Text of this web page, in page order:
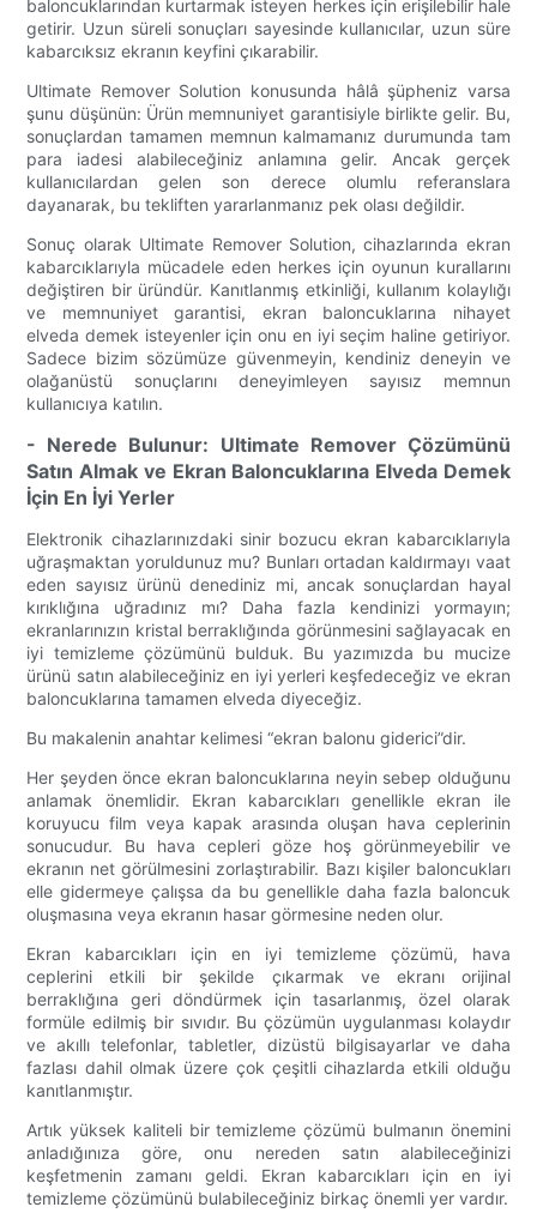
baloncuklarından kurtarmak isteyen herkes için erişilebilir hale
getirir. Uzun süreli sonuçları sayesinde kullanıcılar, uzun süre
kabarcıksız ekranın keyfini çıkarabilir.
Ultimate Remover Solution konusunda hâlâ şüpheniz varsa
şunu düşünün: Ürün memnuniyet garantisiyle birlikte gelir. Bu,
sonuçlardan tamamen memnun kalmamanız durumunda tam
para iadesi alabileceğiniz anlamına gelir. Ancak gerçek
kullanıcılardan gelen son derece olumlu referanslara
dayanarak, bu tekliften yararlanmanız pek olası değildir.
Sonuç olarak Ultimate Remover Solution, cihazlarında ekran
kabarcıklarıyla mücadele eden herkes için oyunun kurallarını
değiştiren bir üründür. Kanıtlanmış etkinliği, kullanım kolaylığı
ve memnuniyet garantisi, ekran baloncuklarına nihayet
elveda demek isteyenler için onu en iyi seçim haline getiriyor.
Sadece bizim sözümüze güvenmeyin, kendiniz deneyin ve
olağanüstü sonuçlarını deneyimleyen sayısız memnun
kullanıcıya katılın.
- Nerede Bulunur: Ultimate Remover Çözümünü
Satın Almak ve Ekran Baloncuklarına Elveda Demek
İçin En İyi Yerler
Elektronik cihazlarınızdaki sinir bozucu ekran kabarcıklarıyla
uğraşmaktan yoruldunuz mu? Bunları ortadan kaldırmayı vaat
eden sayısız ürünü denediniz mi, ancak sonuçlardan hayal
kırıklığına uğradınız mı? Daha fazla kendinizi yormayın;
ekranlarınızın kristal berraklığında görünmesini sağlayacak en
iyi temizleme çözümünü bulduk. Bu yazımızda bu mucize
ürünü satın alabileceğiniz en iyi yerleri keşfedeceğiz ve ekran
baloncuklarına tamamen elveda diyeceğiz.
Bu makalenin anahtar kelimesi “ekran balonu giderici”dir.
Her şeyden önce ekran baloncuklarına neyin sebep olduğunu
anlamak önemlidir. Ekran kabarcıkları genellikle ekran ile
koruyucu film veya kapak arasında oluşan hava ceplerinin
sonucudur. Bu hava cepleri göze hoş görünmeyebilir ve
ekranın net görülmesini zorlaştırabilir. Bazı kişiler baloncukları
elle gidermeye çalışsa da bu genellikle daha fazla baloncuk
oluşmasına veya ekranın hasar görmesine neden olur.
Ekran kabarcıkları için en iyi temizleme çözümü, hava
ceplerini etkili bir şekilde çıkarmak ve ekranı orijinal
berraklığına geri döndürmek için tasarlanmış, özel olarak
formüle edilmiş bir sıvıdır. Bu çözümün uygulanması kolaydır
ve akıllı telefonlar, tabletler, dizüstü bilgisayarlar ve daha
fazlası dahil olmak üzere çok çeşitli cihazlarda etkili olduğu
kanıtlanmıştır.
Artık yüksek kaliteli bir temizleme çözümü bulmanın önemini
anladığınıza göre, onu nereden satın alabileceğinizi
keşfetmenin zamanı geldi. Ekran kabarcıkları için en iyi
temizleme çözümünü bulabileceğiniz birkaç önemli yer vardır.